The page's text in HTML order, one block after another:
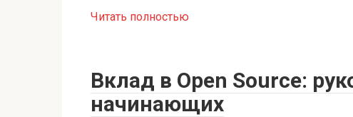
Читать полностью
Вклад в Open Source:
начинающих